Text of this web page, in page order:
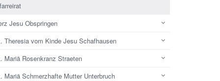
Jesu Obspringen
Theresia vom Kinde Jesu Schafhausen
Mariä Rosenkranz Straeten
Mariä Schmerzhafte Mutter Unterbruch